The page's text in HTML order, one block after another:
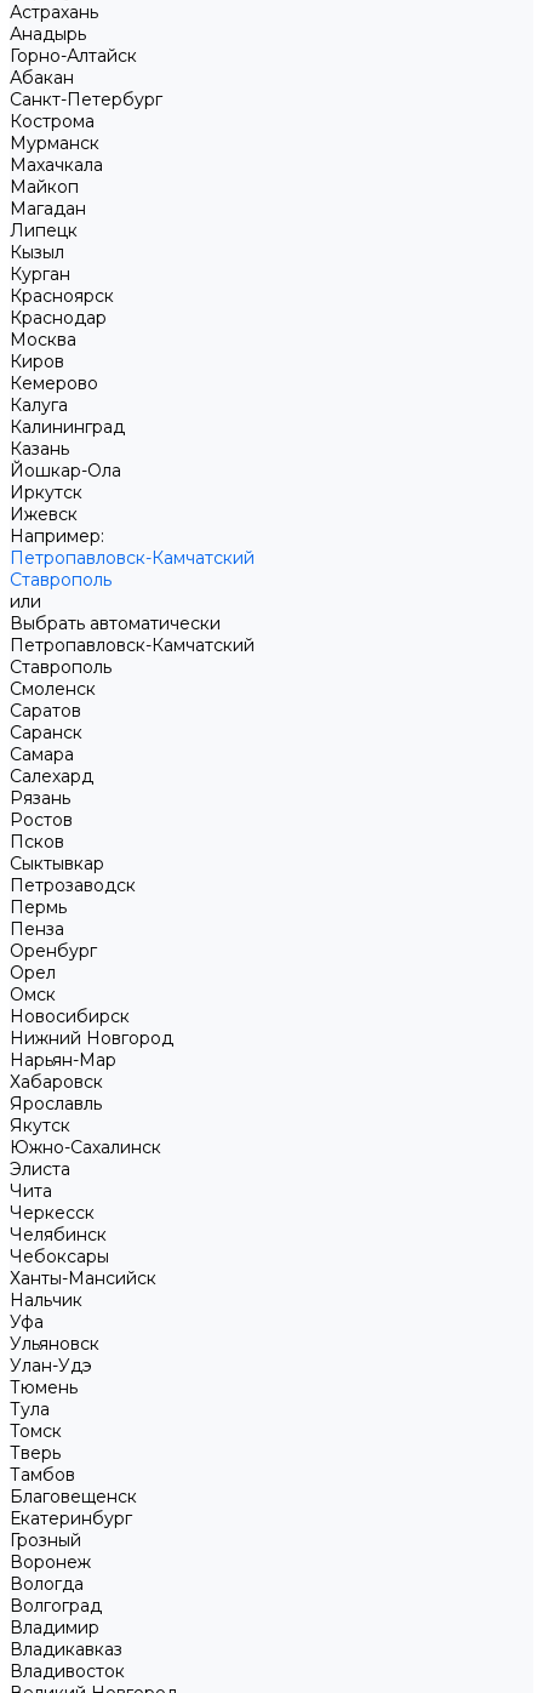
Астрахань
Анадырь
Горно-Алтайск
Абакан
Санкт-Петербург
Кострома
Мурманск
Махачкала
Майкоп
Магадан
Липецк
Кызыл
Курган
Красноярск
Краснодар
Москва
Киров
Кемерово
Калуга
Калининград
Казань
Йошкар-Ола
Иркутск
Ижевск
Например:
Петропавловск-Камчатский
Ставрополь
или
Выбрать автоматически
Петропавловск-Камчатский
Ставрополь
Смоленск
Саратов
Саранск
Самара
Салехард
Рязань
Ростов
Псков
Сыктывкар
Петрозаводск
Пермь
Пенза
Оренбург
Орел
Омск
Новосибирск
Нижний Новгород
Нарьян-Мар
Хабаровск
Ярославль
Якутск
Южно-Сахалинск
Элиста
Чита
Черкесск
Челябинск
Чебоксары
Ханты-Мансийск
Нальчик
Уфа
Ульяновск
Улан-Удэ
Тюмень
Тула
Томск
Тверь
Тамбов
Благовещенск
Екатеринбург
Грозный
Воронеж
Вологда
Волгоград
Владимир
Владикавказ
Владивосток